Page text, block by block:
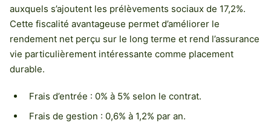
auxquels s’ajoutent les prélèvements sociaux de 17,2%.
Cette fiscalité avantageuse permet d’améliorer le
rendement net perçu sur le long terme et rend l’assurance
vie particulièrement intéressante comme placement
durable.
Frais d’entrée : 0% à 5% selon le contrat.
Frais de gestion : 0,6% à 1,2% par an.